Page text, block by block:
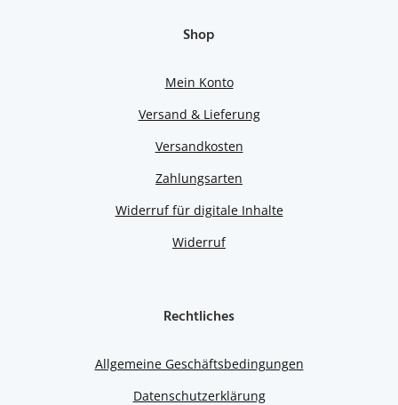
Shop
Mein Konto
Versand & Lieferung
Versandkosten
Zahlungsarten
Widerruf für digitale Inhalte
Widerruf
Rechtliches
Allgemeine Geschäftsbedingungen
Datenschutzerklärung